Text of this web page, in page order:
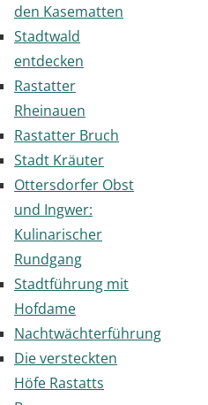
den Kasematten
Stadtwald
entdecken
Rastatter
Rheinauen
Rastatter Bruch
Stadt Kräuter
Ottersdorfer Obst
und Ingwer:
Kulinarischer
Rundgang
Stadtführung mit
Hofdame
Nachtwächterführung
Die versteckten
Höfe Rastatts